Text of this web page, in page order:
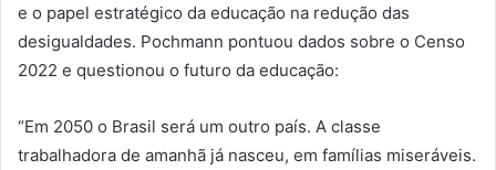
e o papel estratégico da educação na redução das
desigualdades. Pochmann pontuou dados sobre o Censo
2022 e questionou o futuro da educação:
“Em 2050 o Brasil será um outro país. A classe
trabalhadora de amanhã já nasceu, em famílias miseráveis.